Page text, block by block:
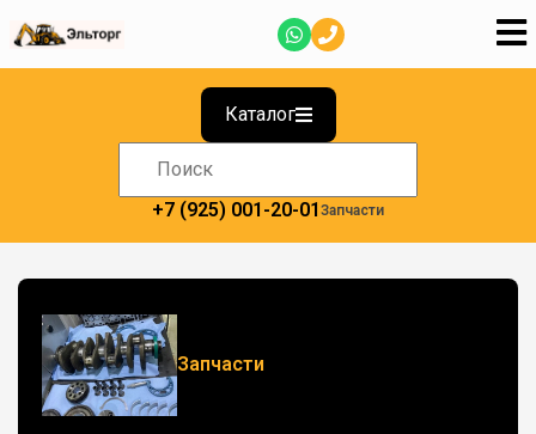
Каталог
+7 (925) 001-20-01 Запчасти
Запчасти